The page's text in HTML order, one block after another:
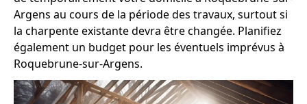
Argens au cours de la période des travaux, surtout si
la charpente existante devra être changée. Planifiez
également un budget pour les éventuels imprévus à
Roquebrune-sur-Argens.